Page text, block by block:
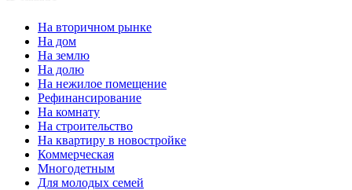
На вторичном рынке
На дом
На землю
На долю
На нежилое помещение
Рефинансирование
На комнату
На строительство
На квартиру в новостройке
Коммерческая
Многодетным
Для молодых семей